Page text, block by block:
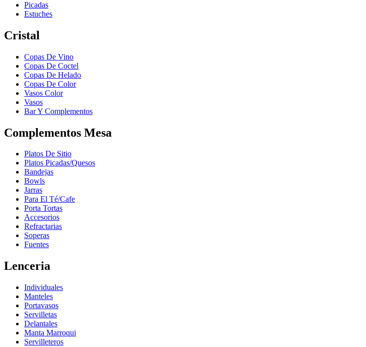
Picadas
Estuches
Cristal
Copas De Vino
Copas De Coctel
Copas De Helado
Copas De Color
Vasos Color
Vasos
Bar Y Complementos
Complementos Mesa
Platos De Sitio
Platos Picadas/Quesos
Bandejas
Bowls
Jarras
Para El Té/Cafe
Porta Tortas
Accesorios
Refractarias
Soperas
Fuentes
Lenceria
Individuales
Manteles
Portavasos
Servilletas
Delantales
Manta Marroqui
Servilleteros